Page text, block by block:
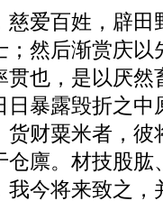
慈爱百姓，辟田
；然后渐赏庆以
贯也，是以厌
暴露毁折之中
财粟米者，彼
仓廪。材技股肱
今将来致之，